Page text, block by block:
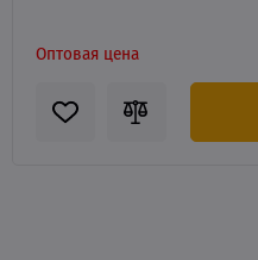
Оптовая цена